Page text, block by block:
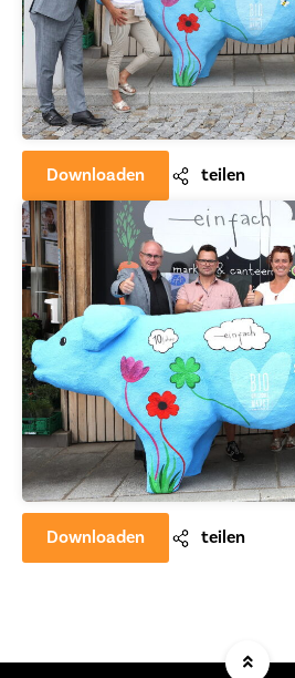
Downloaden teilen
Downloaden teilen